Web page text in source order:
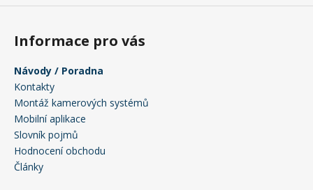
Informace pro vás
Návody / Poradna
Kontakty
Montáž kamerových systémů
Mobilní aplikace
Slovník pojmů
Hodnocení obchodu
Články